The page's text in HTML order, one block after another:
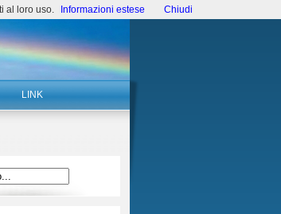
LINK
al loro uso. Informazioni estese Chiudi